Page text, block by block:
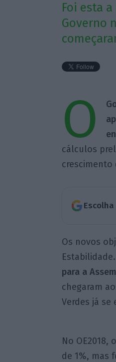
Foi esta
Governo
O
cálculos
crescimento
Os novos
para a
chegaram
Verdes já se
No OE2018,
de 1%, mas